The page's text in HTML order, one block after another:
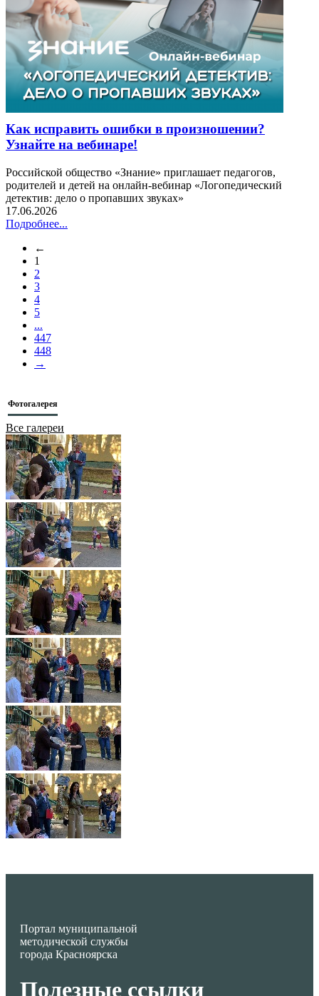
Как исправить ошибки в произношении?
Узнайте на вебинаре!
Российской общество «Знание» приглашает педагогов,
родителей и детей на онлайн-вебинар «Логопедический
детектив: дело о пропавших звуках»
17.06.2026
Подробнее...
←
1
2
3
4
5
...
447
448
→
Фотогалерея
Все галереи
Портал муниципальной
методической службы
города Красноярска
Полезные ссылки